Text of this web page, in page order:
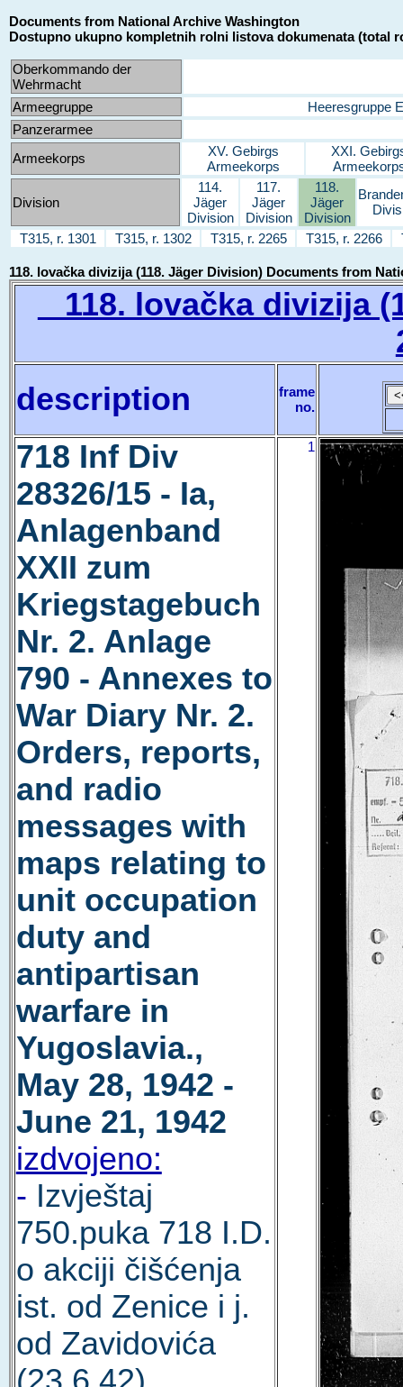
Documents from National Archive Washington
Dostupno ukupno kompletnih rolni listova dokumenata (total
Oberkommando der
Wehrmacht
Armeegruppe
Heeresgruppe E
Panzerarmee
Armeekorps
XV. Gebirgs
Armeekorps
XXI.
Division
114.
Jäger
Division
117.
Jäger
Division
118.
Jäger
Division
T315, r. 1301
T315, r. 1302 T315, r. 2265 T315, r. 2266
118. lovačka divizija (118. Jäger Division) Documents from
118. lovačka divizija
description
frame
no.
718 Inf Div
28326/15 - Ia,
Anlagenband
XXII zum
Kriegstagebuch
Nr. 2. Anlage
790 - Annexes to
War Diary Nr. 2.
Orders, reports,
and radio
messages with
maps relating to
unit occupation
duty and
antipartisan
warfare in
Yugoslavia.,
May 28, 1942 -
June 21, 1942
izdvojeno:
- Izvještaj
750.puka 718 I.D.
o akciji čišćenja
ist. od Zenice i j.
od Zavidovića
1